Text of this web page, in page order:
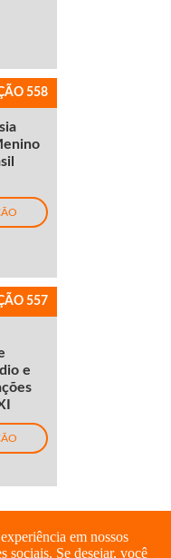
558
557
e
em nossos
sociais. Se desejar, você